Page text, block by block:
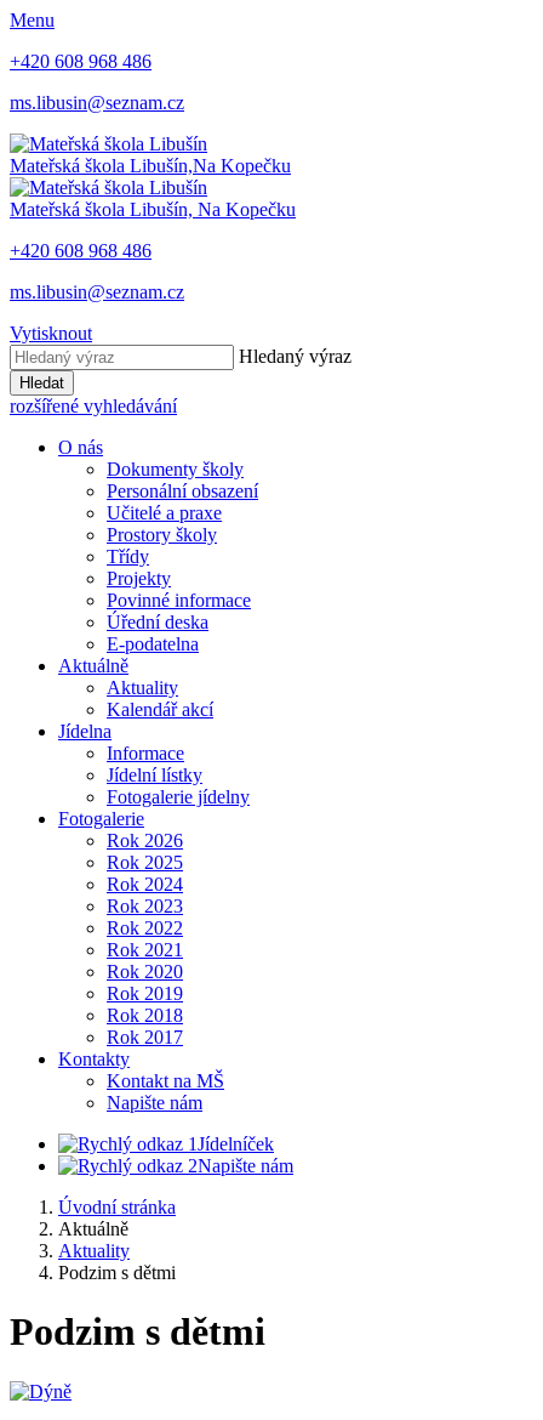
Menu
+420 608 968 486
ms.libusin@seznam.cz
Mateřská škola Libušín,Na Kopečku
Mateřská škola Libušín, Na Kopečku
+420 608 968 486
ms.libusin@seznam.cz
Vytisknout
Hledaný výraz
Hledat
rozšířené vyhledávání
O nás
Dokumenty školy
Personální obsazení
Učitelé a praxe
Prostory školy
Třídy
Projekty
Povinné informace
Úřední deska
E-podatelna
Aktuálně
Aktuality
Kalendář akcí
Jídelna
Informace
Jídelní lístky
Fotogalerie jídelny
Fotogalerie
Rok 2026
Rok 2025
Rok 2024
Rok 2023
Rok 2022
Rok 2021
Rok 2020
Rok 2019
Rok 2018
Rok 2017
Kontakty
Kontakt na MŠ
Napište nám
Jídelníček
Napište nám
Úvodní stránka
Aktuálně
Aktuality
Podzim s dětmi
Podzim s dětmi